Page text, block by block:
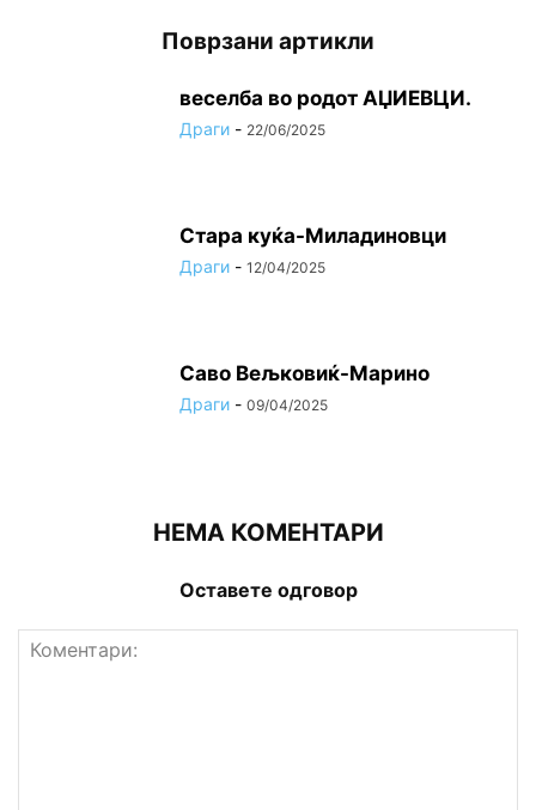
Поврзани артикли
веселба во родот АЏИЕВЦИ.
Драги - 22/06/2025
Стара куќа-Миладиновци
Драги - 12/04/2025
Саво Вељковиќ-Марино
Драги - 09/04/2025
НЕМА КОМЕНТАРИ
Оставете одговор